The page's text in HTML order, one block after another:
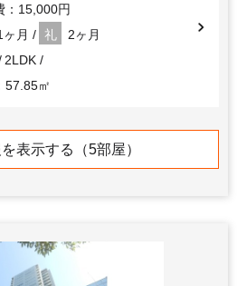
：15,000円
ヶ月 礼
2ヶ月
2LDK
57.85㎡
：14,000円
72.32㎡
追加
表示する（5部屋）